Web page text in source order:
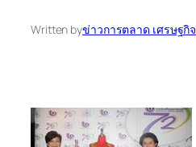
Written byข่าวการตลาด เศรษฐกิจ